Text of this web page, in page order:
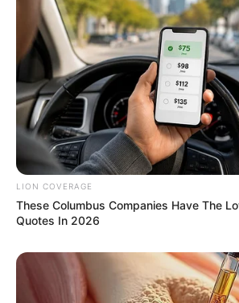
$20,000 In Personal Debt? You're
Every Single Month
JG WENTWORTH
LION COVERAGE
These Columbus Companies Have The
Quotes In 2026